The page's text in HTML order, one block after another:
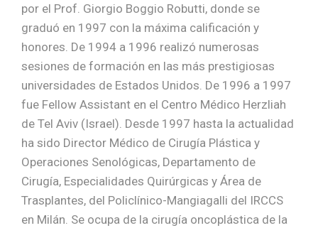
por el Prof. Giorgio Boggio Robutti, donde se
graduó en 1997 con la máxima calificación y
honores. De 1994 a 1996 realizó numerosas
sesiones de formación en las más prestigiosas
universidades de Estados Unidos. De 1996 a 1997
fue Fellow Assistant en el Centro Médico Herzliah
de Tel Aviv (Israel). Desde 1997 hasta la actualidad
ha sido Director Médico de Cirugía Plástica y
Operaciones Senológicas, Departamento de
Cirugía, Especialidades Quirúrgicas y Área de
Trasplantes, del Policlínico-Mangiagalli del IRCCS
en Milán. Se ocupa de la cirugía oncoplástica de la